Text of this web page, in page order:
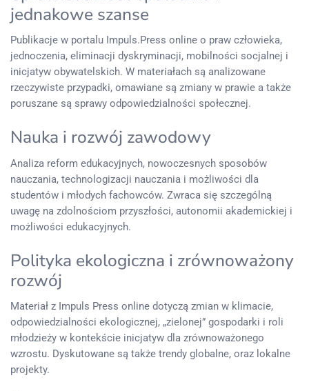
jednakowe szanse
Publikacje w portalu Impuls.Press online o praw człowieka,
jednoczenia, eliminacji dyskryminacji, mobilności socjalnej i
inicjatyw obywatelskich. W materiałach są analizowane
rzeczywiste przypadki, omawiane są zmiany w prawie a także
poruszane są sprawy odpowiedzialności społecznej.
Nauka i rozwój zawodowy
Analiza reform edukacyjnych, nowoczesnych sposobów
nauczania, technologizacji nauczania i możliwości dla
studentów i młodych fachowców. Zwraca się szczególną
uwagę na zdolnościom przyszłości, autonomii akademickiej i
możliwości edukacyjnych.
Polityka ekologiczna i zrównoważony
rozwój
Materiał z Impuls Press online dotyczą zmian w klimacie,
odpowiedzialności ekologicznej, „zielonej” gospodarki i roli
młodzieży w kontekście inicjatyw dla zrównoważonego
wzrostu. Dyskutowane są także trendy globalne, oraz lokalne
projekty.